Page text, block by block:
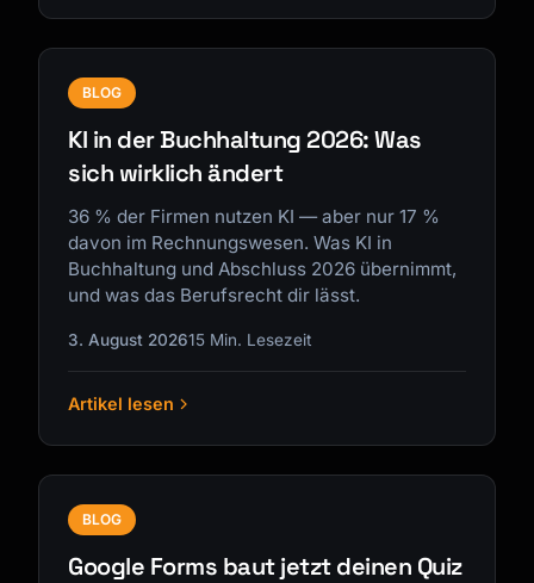
BLOG
KI in der Buchhaltung 2026: Was
sich wirklich ändert
36 % der Firmen nutzen KI — aber nur 17 %
davon im Rechnungswesen. Was KI in
Buchhaltung und Abschluss 2026 übernimmt,
und was das Berufsrecht dir lässt.
3. August 202615 Min. Lesezeit
Artikel lesen
BLOG
Google Forms baut jetzt deinen Quiz